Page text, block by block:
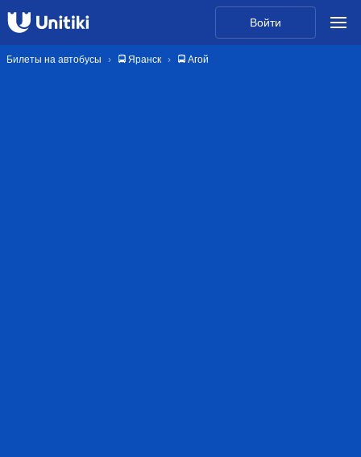
Войти
Билеты на автобусы 🚍 Яранск 🚍 Агой